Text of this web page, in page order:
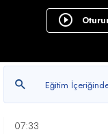
İrsaliye ile İlgili
Fatura Yerine Geçen
12:48
07:33